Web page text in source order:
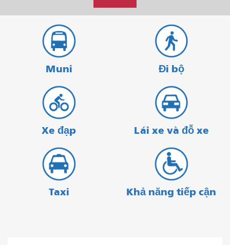
đi
Muni Đi bộ
Xe đạp Lái xe và đỗ xe
Taxi Khả năng tiếp cận